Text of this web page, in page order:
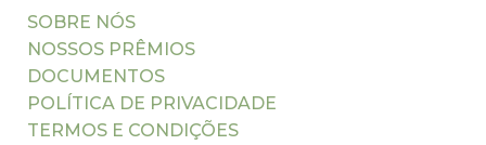
SOBRE NÓS
NOSSOS PRÊMIOS
DOCUMENTOS
POLÍTICA DE PRIVACIDADE
TERMOS E CONDIÇÕES